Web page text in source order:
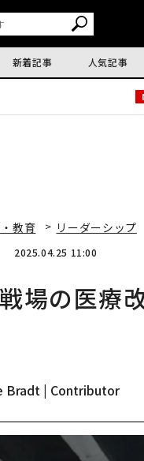
新着記事 人気記事
教育 リーダーシップ
2025.04.25 11:00
場の医療
Bradt | Contributor